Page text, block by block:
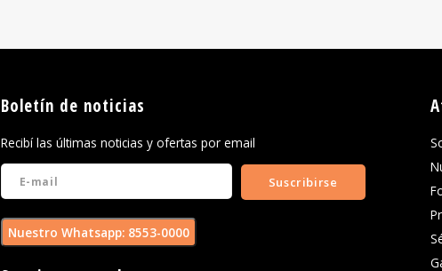
Boletín de noticias
Recibí las últimas noticias y ofertas por email
Suscribirse
Nuestro Whatsapp: 8553-0000